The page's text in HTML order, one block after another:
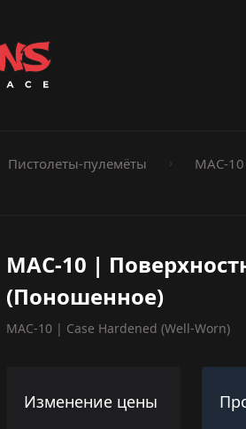
Пистолеты-пулемёты MAC-10
MAC-10 |
(Поношенное)
MAC-10 | Case Hardened (Well-Worn)
Изменение цены